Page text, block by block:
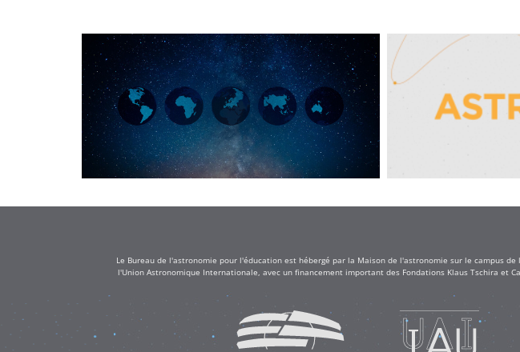
Le Bureau de l'astronomie pour l'éducation est hébergé par la Maison de l'astronomie sur le campus
l'Union Astronomique Internationale, avec un financement important des Fondations Klaus Tschira et